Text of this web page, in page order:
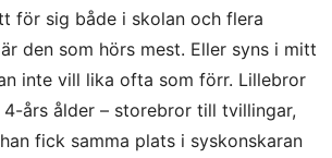
för sig både i skolan och flera
den som hörs mest. Eller syns i mitt
inte vill lika ofta som förr. Lillebror
års ålder – storebror till tvillingar,
fick samma plats i syskonskaran